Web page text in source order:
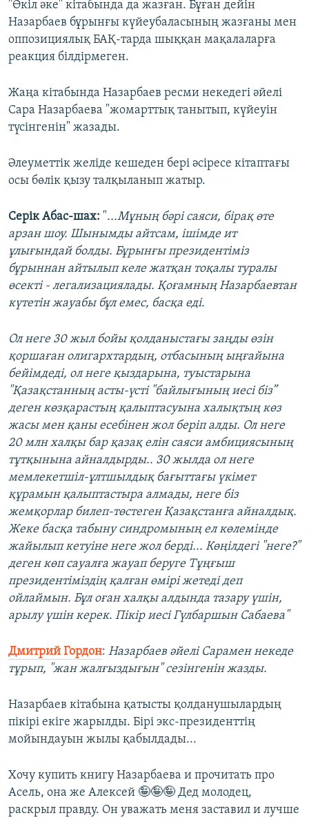
"Өкіл әке" кітабында да жазған. Бұған дейін
Назарбаев бұрынғы күйеубаласының жазғаны мен
оппозициялық БАҚ-тарда шыққан мақалаларға
реакция білдірмеген.
Жаңа кітабында Назарбаев ресми некедегі әйелі
Сара Назарбаева "жомарттық танытып, күйеуін
түсінгенін" жазады.
Әлеуметтік желіде кешеден бері әсіресе кітаптағы
осы бөлік қызу талқыланып жатыр.
Серік Абас-шах: "...Мұның бәрі саяси, бірақ өте
арзан шоу. Шынымды айтсам, ішімде ит
ұлығындай болды. Бұрынғы президентіміз
бұрыннан айтылып келе жатқан тоқалы туралы
өсекті - легализациялады. Қоғамның Назарбаевтан
күтетін жауабы бұл емес, басқа еді.
Ол неге 30 жыл бойы қолданыстағы заңды өзін
қоршаған олигархтардың, отбасының ыңғайына
бейімдеді, ол неге қыздарына, туыстарына
"Қазақстанның асты-үсті "байлығының иесі біз”
деген көзқарастың қалыптасуына халықтың көз
жасы мен қаны есебінен жол беріп алды. Ол неге
20 млн халқы бар қазақ елін саяси амбициясының
тұтқынына айналдырды.. 30 жылда ол неге
мемлекетшіл-ұлтшылдық бағыттағы үкімет
құрамын қалыптастыра алмады, неге біз
жемқорлар билеп-төстеген Қазақстанға айналдық.
Жеке басқа табыну синдромының ел көлемінде
жайылып кетуіне неге жол берді... Көңілдегі "неге?"
деген көп сауалға жауап беруге Тұңғыш
президентіміздің қалған өмірі жетеді деп
ойлаймын. Бұл оған халқы алдында тазару үшін,
арылу үшін керек. Пікір иесі Гүлбаршын Сабаева"
Дмитрий Гордон: Назарбаев әйелі Сарамен некеде
тұрып, "жан жалғыздығын" сезінгенін жазды.
Назарбаев кітабына қатысты қолданушылардың
пікірі екіге жарылды. Бірі экс-президенттің
мойындауын жылы қабылдады...
Хочу купить книгу Назарбаева и прочитать про
Асель, она же Алексей 🤪🤪🤪 Дед молодец,
раскрыл правду. Он уважать меня заставил и лучше